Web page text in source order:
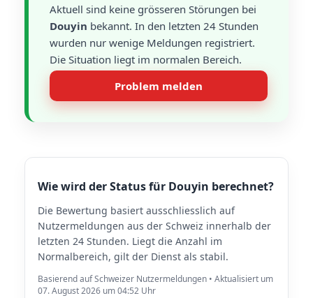
Aktuell sind keine grösseren Störungen bei
Douyin bekannt. In den letzten 24 Stunden
wurden nur wenige Meldungen registriert.
Die Situation liegt im normalen Bereich.
Problem melden
Wie wird der Status für Douyin berechnet?
Die Bewertung basiert ausschliesslich auf
Nutzermeldungen aus der Schweiz innerhalb der
letzten 24 Stunden. Liegt die Anzahl im
Normalbereich, gilt der Dienst als stabil.
Basierend auf Schweizer Nutzermeldungen • Aktualisiert um
07. August 2026 um 04:52 Uhr